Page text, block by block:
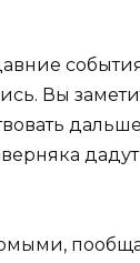
Вы
дадут